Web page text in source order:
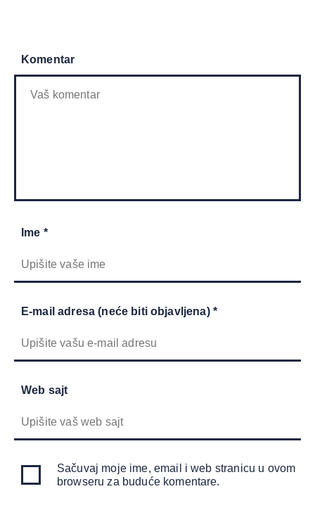
Komentar
Ime *
E-mail adresa (neće biti objavljena) *
Web sajt
Sačuvaj moje ime, email i web stranicu u ovom
browseru za buduće komentare.